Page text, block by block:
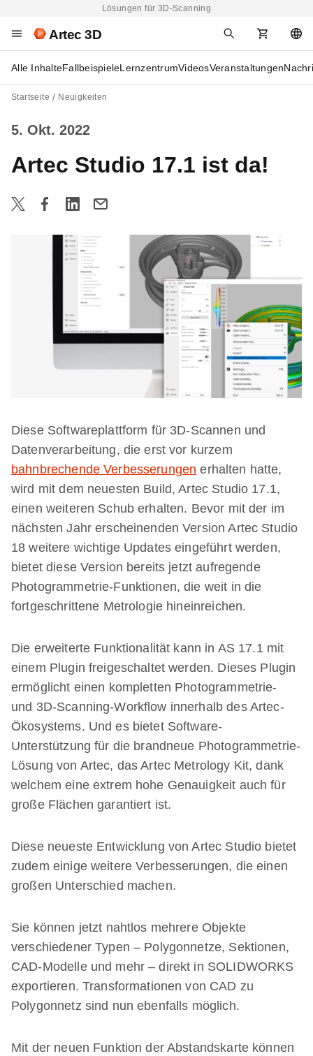
Lösungen für 3D-Scanning
Artec 3D
Alle InhalteFallbeispieleLernzentrumVideosVeranstaltungen
Startseite Neuigkeiten
5. Okt. 2022
Artec Studio 17.1 ist da!
Diese Softwareplattform für 3D-Scannen und
Datenverarbeitung, die erst vor kurzem
bahnbrechende Verbesserungen erhalten hatte,
wird mit dem neuesten Build, Artec Studio 17.1,
einen weiteren Schub erhalten. Bevor mit der im
nächsten Jahr erscheinenden Version Artec Studio
18 weitere wichtige Updates eingeführt werden,
bietet diese Version bereits jetzt aufregende
Photogrammetrie-Funktionen, die weit in die
fortgeschrittene Metrologie hineinreichen.
Die erweiterte Funktionalität kann in AS 17.1 mit
einem Plugin freigeschaltet werden. Dieses Plugin
ermöglicht einen kompletten Photogrammetrie-
und 3D-Scanning-Workflow innerhalb des Artec-
Ökosystems. Und es bietet Software-
Unterstützung für die brandneue Photogrammetrie-
Lösung von Artec, das Artec Metrology Kit, dank
welchem eine extrem hohe Genauigkeit auch für
große Flächen garantiert ist.
Diese neueste Entwicklung von Artec Studio bietet
zudem einige weitere Verbesserungen, die einen
großen Unterschied machen.
Sie können jetzt nahtlos mehrere Objekte
verschiedener Typen – Polygonnetze, Sektionen,
CAD-Modelle und mehr – direkt in SOLIDWORKS
exportieren. Transformationen von CAD zu
Polygonnetz sind nun ebenfalls möglich.
Mit der neuen Funktion der Abstandskarte können